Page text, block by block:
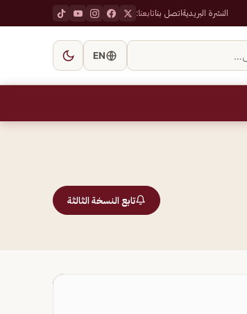
النشرة البريديةاتصل بناتابعنا:
EN
تابع النسخة الثالثة